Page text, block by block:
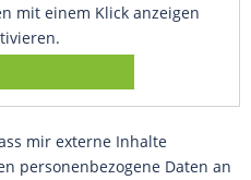
mit einem Klick anzeigen
mir externe Inhalte
personenbezogene Daten an